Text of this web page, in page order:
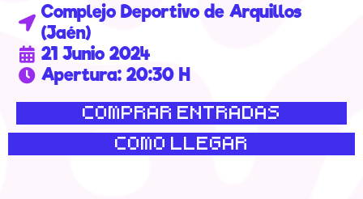
Complejo Deportivo de Arquillos
(Jaén)
21 Junio 2024
Apertura: 20:30 H
COMPRAR ENTRADAS
COMO LLEGAR